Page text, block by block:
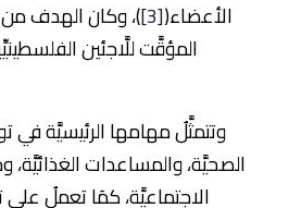
الأعضاء([3] )، وكان الهدف من
المؤقَّت للَّاجئين
وتتمثَّلُ مهامها الرئيسيَّة في
الصحيَّة، والمساعدات الغذائيَّة،
الاجتماعيَّة، كمَا تعملُ